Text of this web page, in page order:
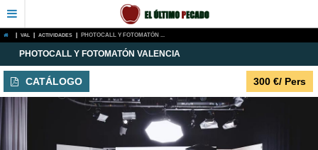
VAL ACTIVIDADES PHOTOCALL Y FOTOMATÓN ...
PHOTOCALL Y FOTOMATÓN VALENCIA
300 €/ Pers
CATÁLOGO